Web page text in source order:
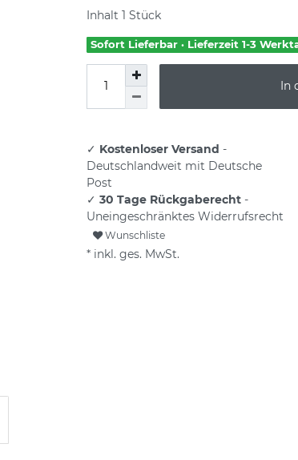
Inhalt 1 Stück
Sofort Lieferbar · Lieferzeit 1-3
In
✓ Kostenloser Versand -
Deutschlandweit mit Deutsche
Post
✓ 30 Tage Rückgaberecht -
Uneingeschränktes Widerrufsrecht
Wunschliste
* inkl. ges. MwSt.